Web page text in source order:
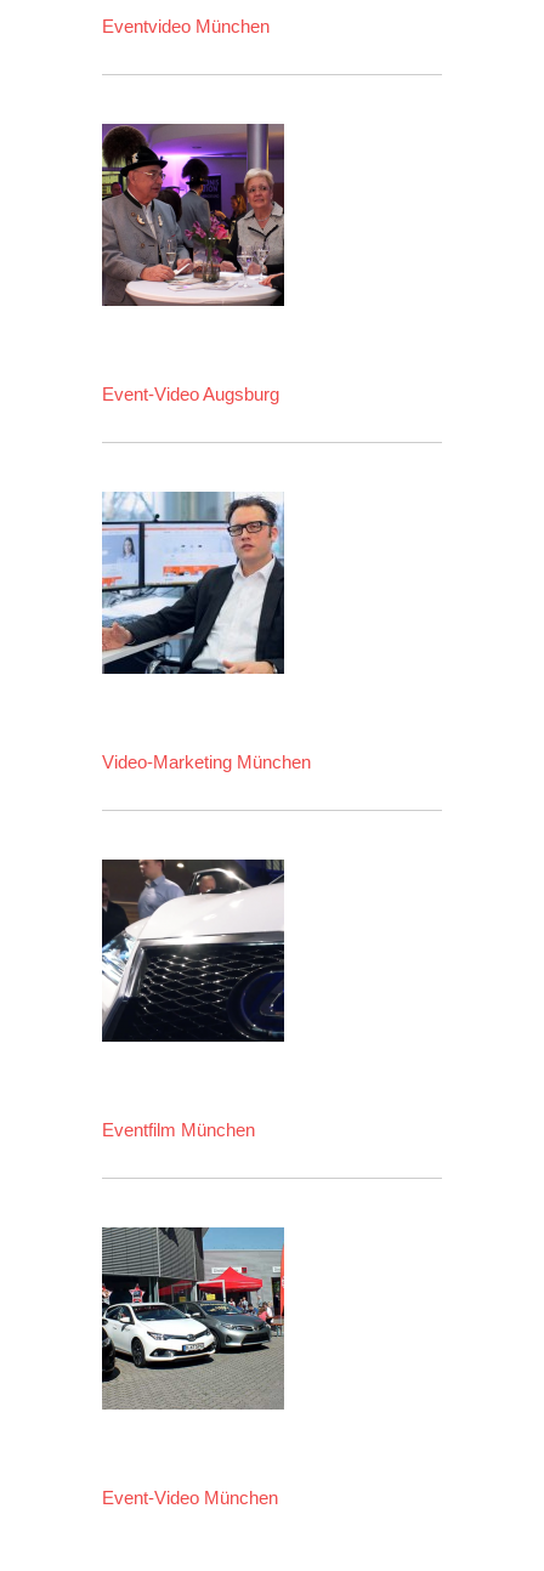
Eventvideo München
Event-Video Augsburg
Video-Marketing München
Eventfilm München
Event-Video München